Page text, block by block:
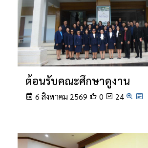
ต้อนรับคณะศึกษาดูงาน
6 สิงหาคม 2569 0 24